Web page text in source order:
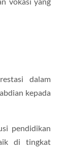
dalam
kepada
pendidikan
di tingkat